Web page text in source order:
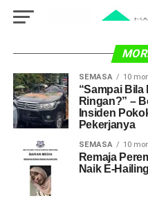
SEMASA 10
“Sampai
Ringan?” –
Insiden
Pekerjanya
SEMASA 10
Remaja
Naik E-